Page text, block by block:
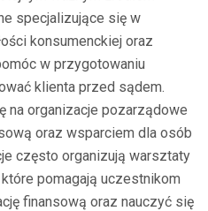
specjalizujące się w
konsumenckiej oraz
w przygotowaniu
klienta przed sądem.
na organizacje pozarządowe
oraz wsparciem dla osób
często organizują warsztaty
pomagają uczestnikom
finansową oraz nauczyć się